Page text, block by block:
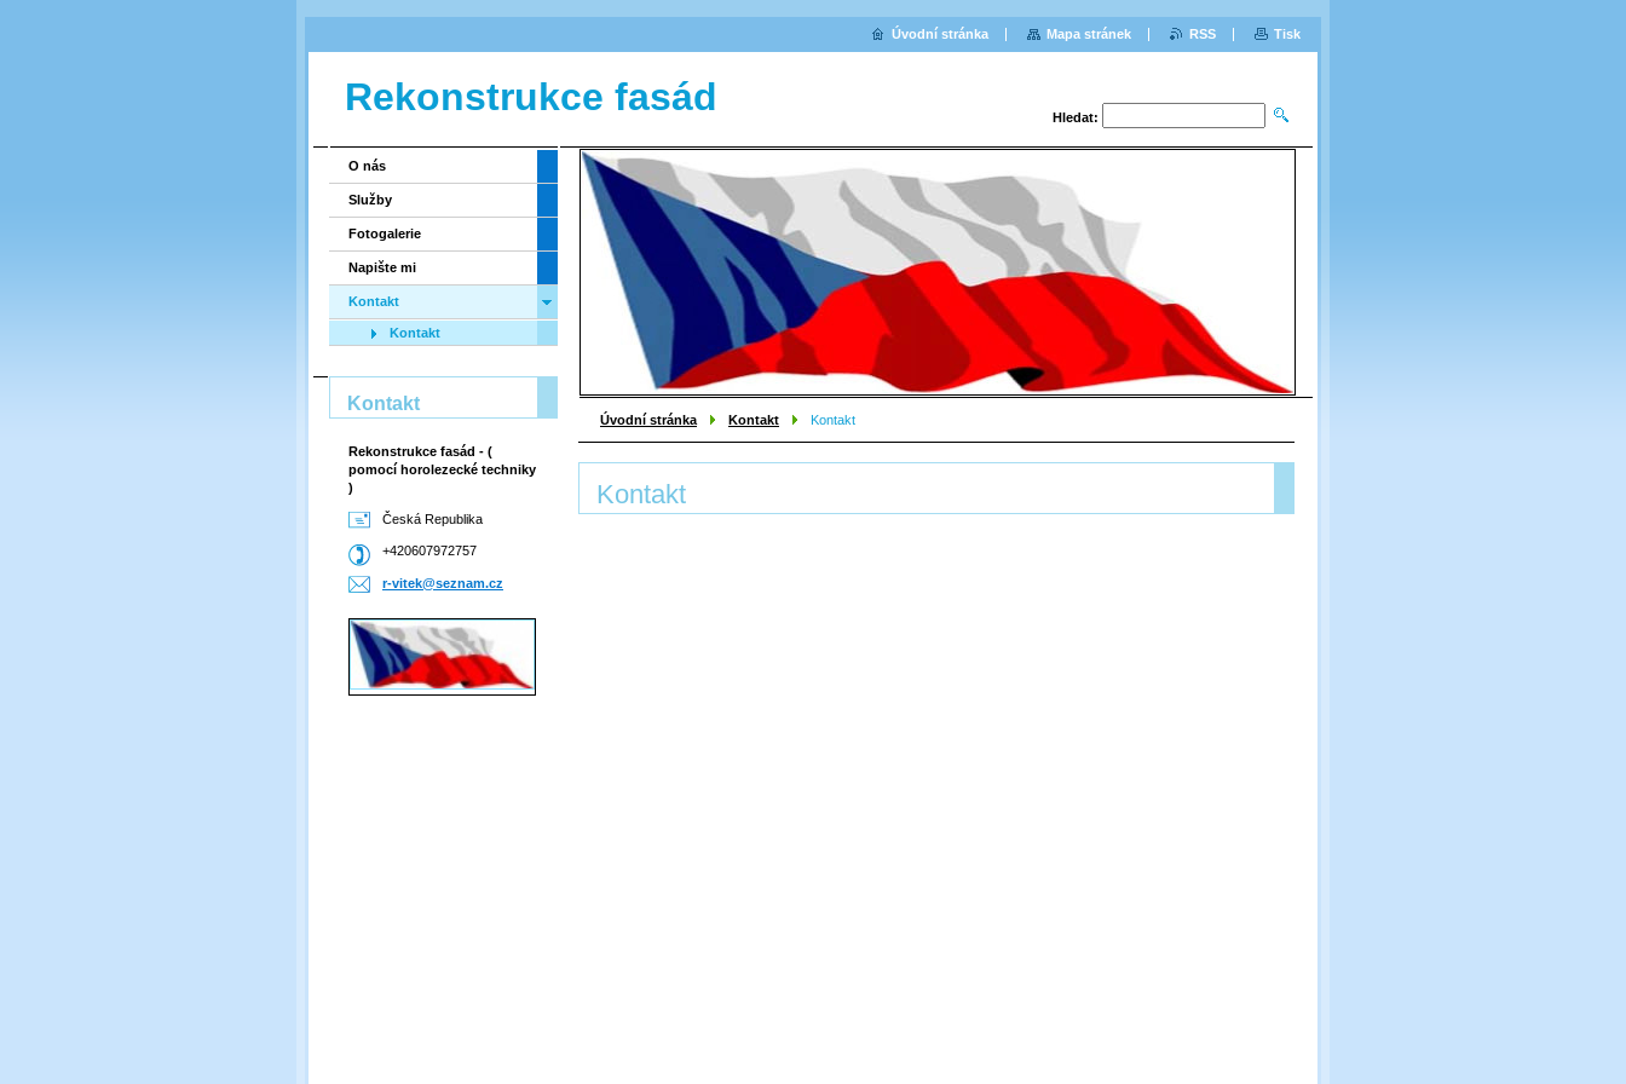
Rekonstrukce fasád Hledat:
Úvodní stránka Kontakt Kontakt
Kontakt
O nás
Služby
Fotogalerie
Napište mi
Kontakt
Kontakt
Kontakt
Rekonstrukce fasád - (
pomocí horolezecké techniky
)
Česká Republika
+420607972757
r-vitek@seznam.cz
Úvodní stránka Mapa stránek RSS Tisk